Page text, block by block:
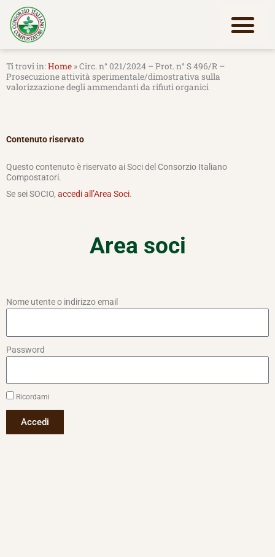
contenuto
Home »Circ. n° 021/2024 – Prot. n° S 496/R –
Prosecuzione attività sperimentale/dimostrativa sulla
valorizzazione degli ammendanti da rifiuti organici
Contenuto riservato
Questo contenuto è riservato ai Soci del Consorzio Italiano
Compostatori.
Se sei SOCIO, accedi all’Area Soci.
Area soci
Nome utente o indirizzo email
Password
Ricordami
Accedi